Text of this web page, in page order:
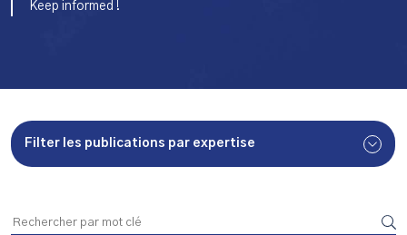
Keep informed !
Filter les publications par expertise